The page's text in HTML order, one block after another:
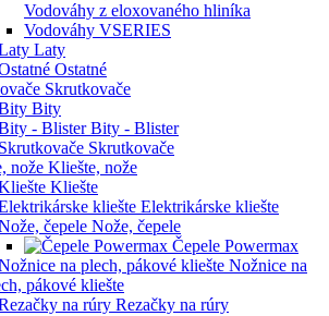
Vodováhy z eloxovaného hliníka
Vodováhy VSERIES
Laty
Ostatné
Skrutkovače
Bity
Bity - Blister
Skrutkovače
Kliešte, nože
Kliešte
Elektrikárske kliešte
Nože, čepele
Čepele Powermax
Nožnice na
pákové kliešte
Rezačky na rúry